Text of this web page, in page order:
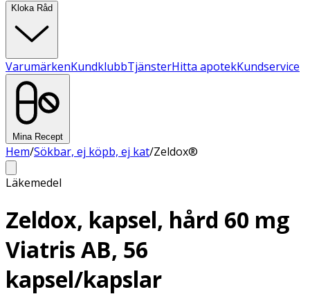
Kloka Råd
VarumärkenKundklubbTjänsterHitta apotekKundservice
Mina Recept
Hem/Sökbar, ej köpb, ej kat/Zeldox®
Läkemedel
Zeldox, kapsel, hård 60 mg
Viatris AB, 56
kapsel/kapslar